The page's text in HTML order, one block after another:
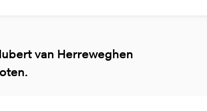
van Herreweghen